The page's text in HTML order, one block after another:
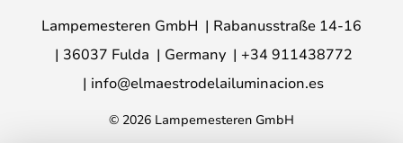
Lampemesteren GmbH
Rabanusstraße 14-16
36037 Fulda
Germany
+34 911438772
info@elmaestrodelailuminacion.es
© 2026 Lampemesteren GmbH